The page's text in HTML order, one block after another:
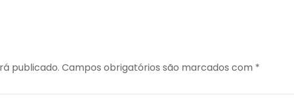
publicado. Campos obrigatórios são marcados com *